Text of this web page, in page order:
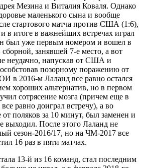
Мезина и Виталия Коваля. Однако
маленького сына и вообще
стартового матча против США (1:6),
в итоге в важнейших встречах играл
был уже первым номером и вошел в
занявшей 7-е место, а вот
неудачно, напускав от США и
позорному поражению от
в 2016-м Лаланд все равно остался
хороших альтернатив, но в первом
сотрясение мозга (причем еще в
равно доиграл встречу), а во
поляков за 10 минут, был заменен и
выходил. После этого Лаланд не
сезон-2016/17, но на ЧМ-2017 все
16 раз в пяти матчах.
13-й из 16 команд, стал последним